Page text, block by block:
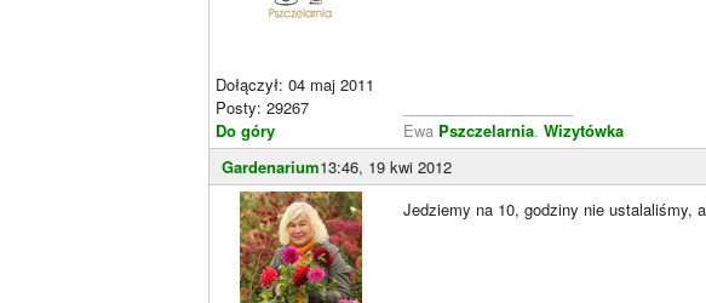
Dołączył: 04 maj 2011
Posty: 29267
Do góry
Ewa Pszczelarnia. Wizytówka
Gardenarium13:46, 19 kwi 2012
Jedziemy na 10, godziny nie ustalaliśmy,